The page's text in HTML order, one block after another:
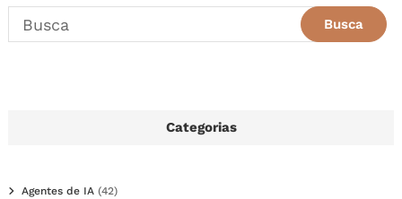
Categorias
Agentes de IA (42)